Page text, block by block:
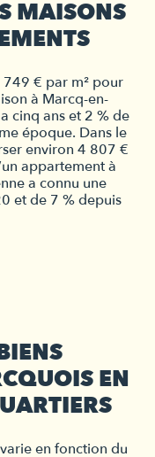
MAISONS
€ par m² pour
à Marcq-en-
cinq ans et 2 % de
époque. Dans le
environ 4 807 €
appartement à
a connu une
et de 7 % depuis
EN
varie en fonction du